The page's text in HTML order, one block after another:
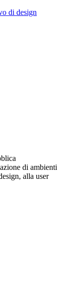
di design
di ambienti
alla user